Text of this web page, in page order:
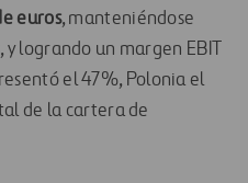
euros, manteniéndose
logrando un margen EBIT
el47%, Polonia el
de la cartera de